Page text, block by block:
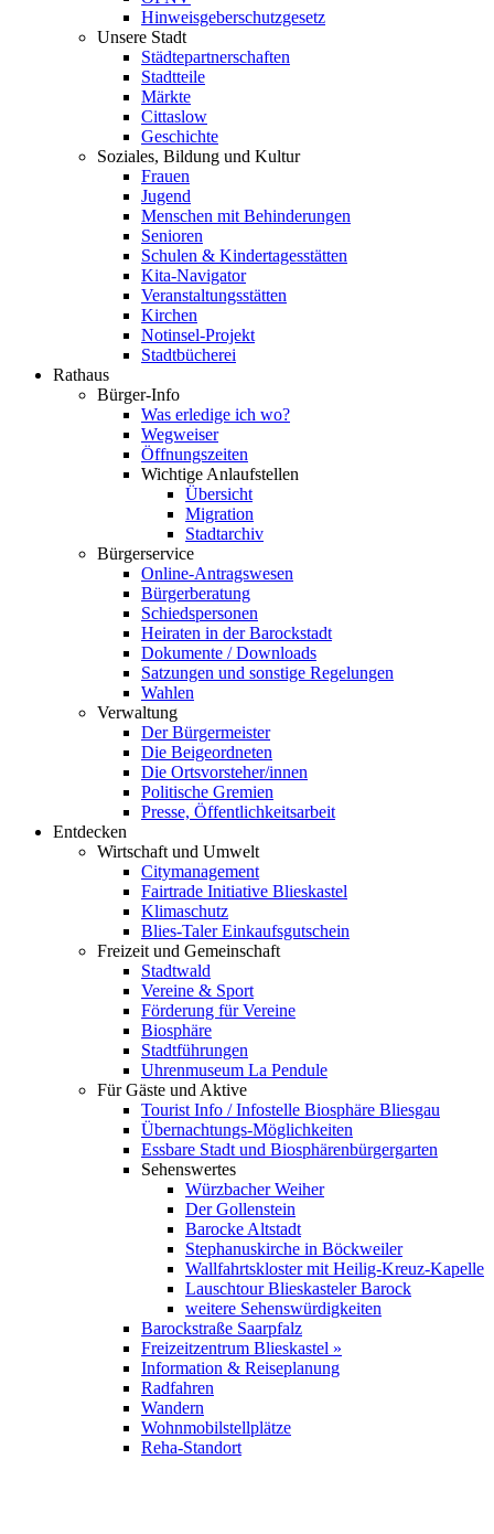
Hinweisgeberschutzgesetz
Unsere Stadt
Städtepartnerschaften
Stadtteile
Märkte
Cittaslow
Geschichte
Soziales, Bildung und Kultur
Frauen
Jugend
Menschen mit Behinderungen
Senioren
Schulen & Kindertagesstätten
Kita-Navigator
Veranstaltungsstätten
Kirchen
Notinsel-Projekt
Stadtbücherei
Rathaus
Bürger-Info
Was erledige ich wo?
Wegweiser
Öffnungszeiten
Wichtige Anlaufstellen
Übersicht
Migration
Stadtarchiv
Bürgerservice
Online-Antragswesen
Bürgerberatung
Schiedspersonen
Heiraten in der Barockstadt
Dokumente / Downloads
Satzungen und sonstige Regelungen
Wahlen
Verwaltung
Der Bürgermeister
Die Beigeordneten
Die Ortsvorsteher/innen
Politische Gremien
Presse, Öffentlichkeitsarbeit
Entdecken
Wirtschaft und Umwelt
Citymanagement
Fairtrade Initiative Blieskastel
Klimaschutz
Blies-Taler Einkaufsgutschein
Freizeit und Gemeinschaft
Stadtwald
Vereine & Sport
Förderung für Vereine
Biosphäre
Stadtführungen
Uhrenmuseum La Pendule
Für Gäste und Aktive
Tourist Info / Infostelle Biosphäre Bliesgau
Übernachtungs-Möglichkeiten
Essbare Stadt und Biosphärenbürgergarten
Sehenswertes
Würzbacher Weiher
Der Gollenstein
Barocke Altstadt
Stephanuskirche in Böckweiler
Wallfahrtskloster mit Heilig-Kreuz-Kapelle
Lauschtour Blieskasteler Barock
weitere Sehenswürdigkeiten
Barockstraße Saarpfalz
Freizeitzentrum Blieskastel »
Information & Reiseplanung
Radfahren
Wandern
Wohnmobilstellplätze
Reha-Standort